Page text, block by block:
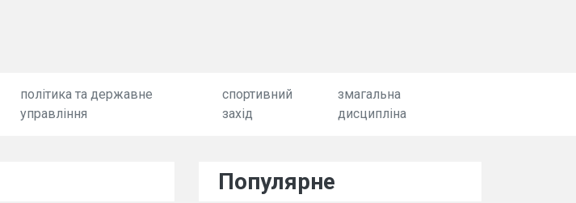
політика та державне
управління
спортивний
захід
змагальна
дисципліна
Популярне